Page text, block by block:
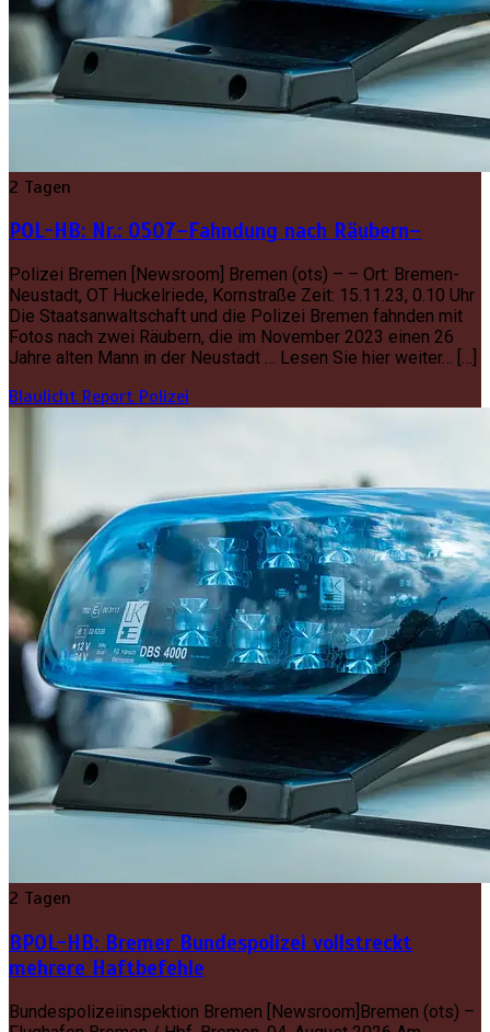
2 Tagen
POL-HB: Nr.: 0507–Fahndung nach Räubern–
Polizei Bremen [Newsroom] Bremen (ots) – – Ort: Bremen-
Neustadt, OT Huckelriede, Kornstraße Zeit: 15.11.23, 0.10 Uhr
Die Staatsanwaltschaft und die Polizei Bremen fahnden mit
Fotos nach zwei Räubern, die im November 2023 einen 26
Jahre alten Mann in der Neustadt … Lesen Sie hier weiter… […]
Blaulicht Report Polizei
2 Tagen
BPOL-HB: Bremer Bundespolizei vollstreckt
mehrere Haftbefehle
Bundespolizeiinspektion Bremen [Newsroom]Bremen (ots) –